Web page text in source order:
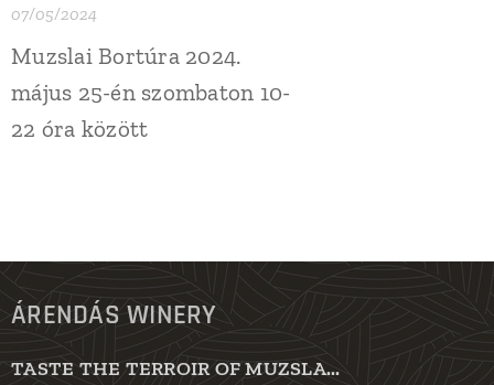
07/05/2024
Muzslai Bortúra 2024.
május 25-én szombaton 10-
22 óra között
ÁRENDÁS WINERY
TASTE THE TERROIR OF MUZSLA...